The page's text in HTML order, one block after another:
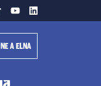
A ELNA
com